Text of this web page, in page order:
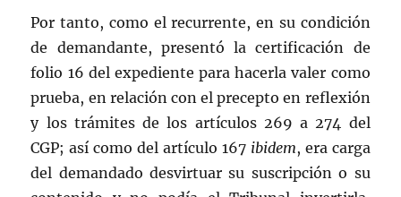
Por tanto, como el recurrente, en su condición
de demandante, presentó la certificación de
folio 16 del expediente para hacerla valer como
prueba, en relación con el precepto en reflexión
y los trámites de los artículos 269 a 274 del
CGP; así como del artículo 167 ibidem, era carga
del demandado desvirtuar su suscripción o su